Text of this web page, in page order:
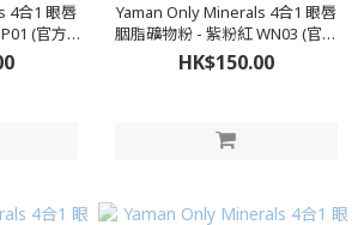
4合1 眼唇
(官方行
Yaman Only Minerals 4合1 眼唇
胭脂礦物粉 - 紫粉紅 WN03 (官方
行貨)
HK$150.00